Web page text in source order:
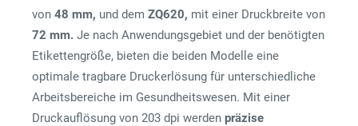
von 48 mm, und dem ZQ620, mit einer Druckbreite von
72 mm. Je nach Anwendungsgebiet und der benötigten
Etikettengröße, bieten die beiden Modelle eine
optimale tragbare Druckerlösung für unterschiedliche
Arbeitsbereiche im Gesundheitswesen. Mit einer
Druckauflösung von 203 dpi werden präzise